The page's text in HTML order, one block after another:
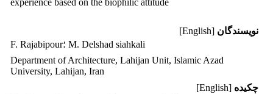
experience based on the biophilic attitude
نویسندگان [English]
F. Rajabipour؛ M. Delshad siahkali
Department of Architecture, Lahijan Unit, Islamic Azad
University, Lahijan, Iran
چکیده [English]